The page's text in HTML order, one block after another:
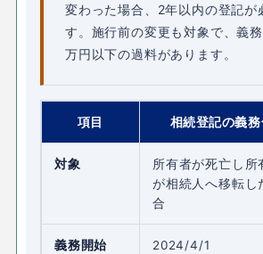
変わった場合、2年以内の登記が
す。施行前の変更も対象で、義
万円以下の過料があります。
項目 相続登記の義
対象
所有者が死亡し所
が相続人へ移転し
合
義務開始 2024/4/1